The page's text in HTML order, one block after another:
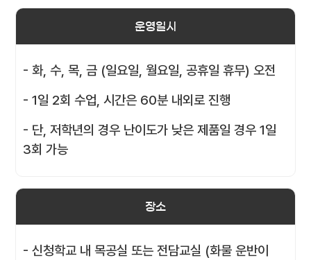
운영일시
- 화, 수, 목, 금 (일요일, 월요일, 공휴일 휴무) 오전
- 1일 2회 수업, 시간은 60분 내외로 진행
- 단, 저학년의 경우 난이도가 낮은 제품일 경우 1일
3회 가능
장소
- 신청학교 내 목공실 또는 전담교실 (화물 운반이